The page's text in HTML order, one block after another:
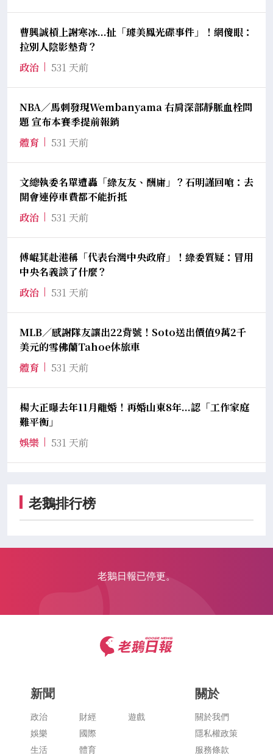
曹興誠槓上謝寒冰...扯「璩美鳳光碟事件」！網傻眼：
拉別人陰影墊背？
政治
531 天前
NBA／馬刺發現Wembanyama 右肩深部靜脈血栓問
題 宣布本賽季提前報銷
體育
531 天前
文總執委名單遭轟「綠友友、酬庸」？石明謹回嗆：去
開會連停車費都不能折抵
政治
531 天前
傅崐萁赴港稱「代表台灣中央政府」！綠委質疑：冒用
中央名義談了什麼？
政治
531 天前
MLB／感謝隊友讓出22背號！Soto送出價值9萬2千
美元的雪佛蘭Tahoe休旅車
體育
531 天前
楊大正曝去年11月離婚！再婚山東8年...認「工作家庭
難平衡」
娛樂
531 天前
老鵝排行榜
老鵝日報已停更。
新聞
政治
娛樂
生活
財經
國際
體育
遊戲
關於
關於我們
隱私權政策
服務條款